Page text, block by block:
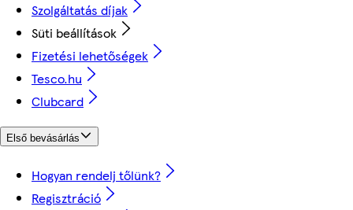
Szolgáltatás díjak
Süti beállítások
Fizetési lehetőségek
Tesco.hu
Clubcard
Első bevásárlás
Hogyan rendelj tőlünk?
Regisztráció